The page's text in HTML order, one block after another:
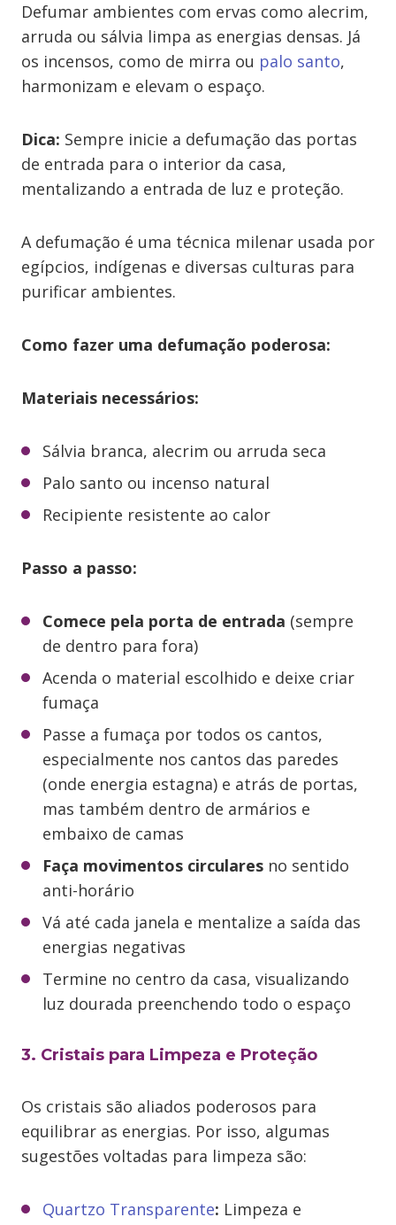
Defumar ambientes com ervas como alecrim,
arruda ou sálvia limpa as energias densas. Já
os incensos, como de mirra ou palo santo,
harmonizam e elevam o espaço.
Dica: Sempre inicie a defumação das portas
de entrada para o interior da casa,
mentalizando a entrada de luz e proteção.
A defumação é uma técnica milenar usada por
egípcios, indígenas e diversas culturas para
purificar ambientes.
Como fazer uma defumação poderosa:
Materiais necessários:
Sálvia branca, alecrim ou arruda seca
Palo santo ou incenso natural
Recipiente resistente ao calor
Passo a passo:
Comece pela porta de entrada (sempre
de dentro para fora)
Acenda o material escolhido e deixe criar
fumaça
Passe a fumaça por todos os cantos,
especialmente nos cantos das paredes
(onde energia estagna) e atrás de portas,
mas também dentro de armários e
embaixo de camas
Faça movimentos circulares no sentido
anti-horário
Vá até cada janela e mentalize a saída das
energias negativas
Termine no centro da casa, visualizando
luz dourada preenchendo todo o espaço
3. Cristais para Limpeza e Proteção
Os cristais são aliados poderosos para
equilibrar as energias. Por isso, algumas
sugestões voltadas para limpeza são:
Quartzo Transparente: Limpeza e